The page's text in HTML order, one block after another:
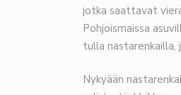
jotka saattavat
Pohjoismaissa
tulla nastarenkailla,
Nykyään